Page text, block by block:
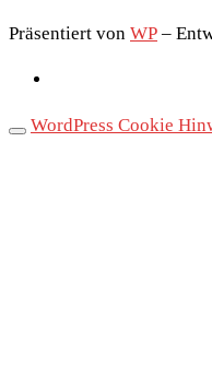
Präsentiert von WP –
WordPress Cookie